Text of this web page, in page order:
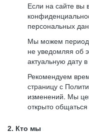
Если на сайте вы
персональных
Мы можем
не уведомляя об
актуальную дату
Рекомендуем
страницу с
изменений. Мы
открыто
2. Кто мы